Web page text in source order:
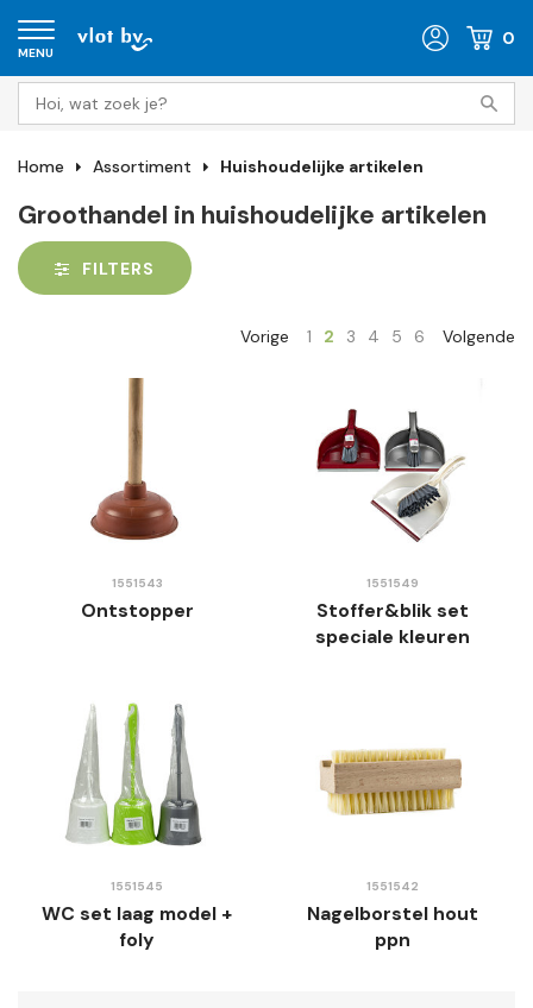
MENU
0
Home Assortiment Huishoudelijke artikelen
Groothandel in huishoudelijke artikelen
FILTERS
Vorige 1 2 3 4 5 6 Volgende
1551543
Ontstopper
1551549
Stoffer&blik set
speciale kleuren
1551545
WC set laag model +
foly
1551542
Nagelborstel hout
ppn